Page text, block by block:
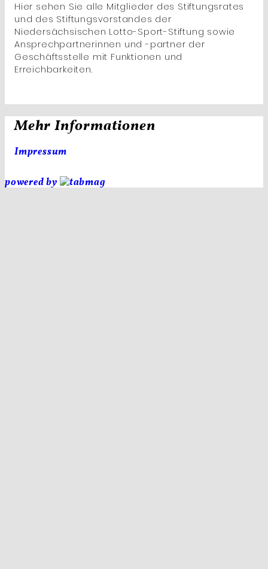
Hier sehen Sie alle Mitglieder des Stiftungsrates
und des Stiftungsvorstandes der
Niedersächsischen Lotto-Sport-Stiftung sowie
Ansprechpartnerinnen und -partner der
Geschäftsstelle mit Funktionen und
Erreichbarkeiten.
Mehr Informationen
Impressum
powered by